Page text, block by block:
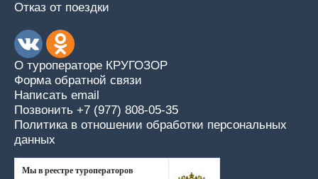
Отказ от поездки
О туроператоре КРУГОЗОР
Форма обратной связи
Написать email
Позвонить +7 (977) 808-05-35
Политика в отношении обработки персональных
данных
Мы в реестре туроператоров